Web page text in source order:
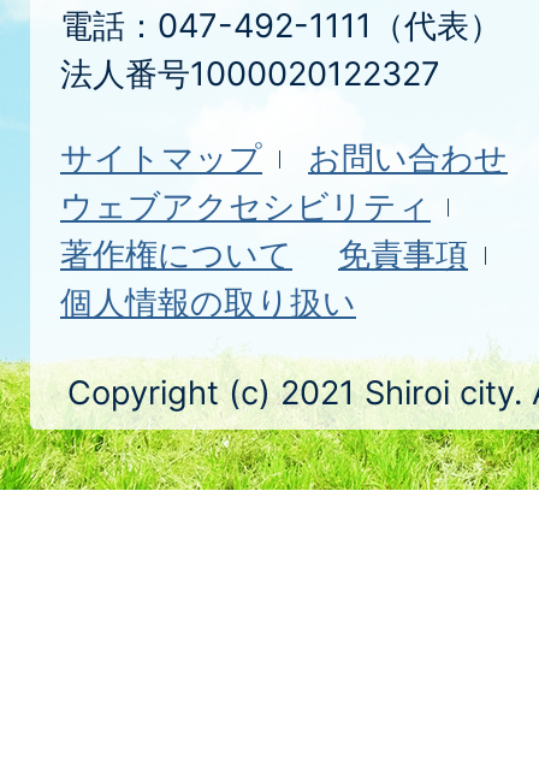
電話：047-492-1111（代表）
法人番号1000020122327
サイトマップ
お問い合わせ
ウェブアクセシビリティ
著作権について
免責事項
個人情報の取り扱い
Copyright (c) 2021 Shiroi city.